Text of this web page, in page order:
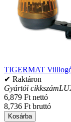
TIGERMAT
✔ Raktáron
Gyártói cikkszám
6,879 Ft nettó
8,736 Ft bruttó
Kosárba